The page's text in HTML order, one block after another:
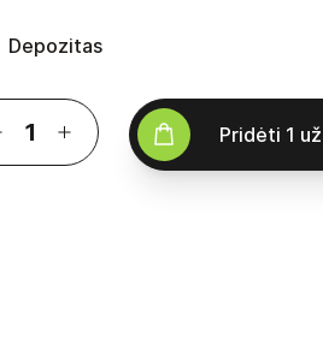
Depozitas
Pridėti 1 už